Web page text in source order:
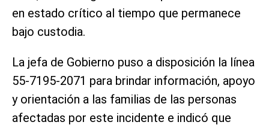
en estado crítico al tiempo que permanece
bajo custodia.
La jefa de Gobierno puso a disposición la línea
55-7195-2071 para brindar información, apoyo
y orientación a las familias de las personas
afectadas por este incidente e indicó que